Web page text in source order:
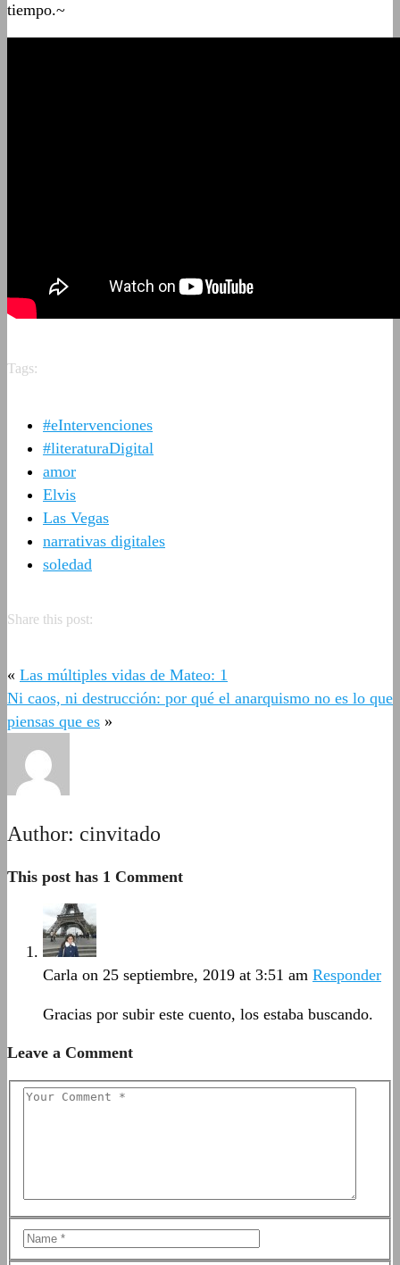
tiempo.~
Tags:
#eIntervenciones
#literaturaDigital
amor
Elvis
Las Vegas
narrativas digitales
soledad
Share this post:
« Las múltiples vidas de Mateo: 1
Ni caos, ni destrucción: por qué el anarquismo no es lo que
piensas que es »
Author: cinvitado
This post has 1 Comment
Carla on 25 septiembre, 2019 at 3:51 am Responder
Gracias por subir este cuento, los estaba buscando.
Leave a Comment